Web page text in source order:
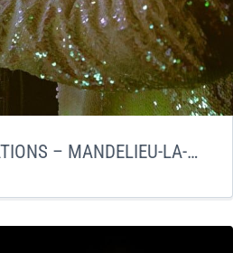
NUIT DES ASSOCIATIONS – MANDELIEU-LA-NAPOULE